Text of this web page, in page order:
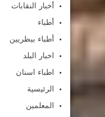
أخبار النقابات
أطباء
أطباء بيطريين
اخبار البلد
اطباء اسنان
الرئيسية
المعلمين